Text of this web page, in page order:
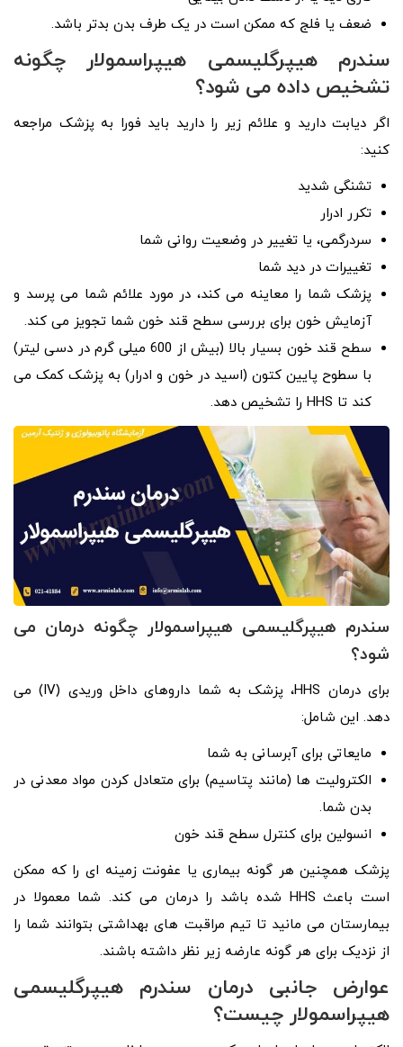
ضعف یا فلج که ممکن است در یک طرف بدن بدتر باشد.
سندرم هیپرگلیسمی هیپراسمولار چگونه
تشخیص داده می شود؟
اگر دیابت دارید و علائم زیر را دارید باید فورا به پزشک مراجعه
کنید:
تشنگی شدید
تکرر ادرار
سردرگمی، یا تغییر در وضعیت روانی شما
تغییرات در دید شما
پزشک شما را معاینه می کند، در مورد علائم شما می پرسد و
آزمایش خون برای بررسی سطح قند خون شما تجویز می کند.
سطح قند خون بسیار بالا (بیش از 600 میلی گرم در دسی لیتر)
با سطوح پایین کتون (اسید در خون و ادرار) به پزشک کمک می
کند تا HHS را تشخیص دهد.
سندرم هیپرگلیسمی هیپراسمولار چگونه درمان می
شود؟
برای درمان HHS، پزشک به شما داروهای داخل وریدی (IV) می
دهد. این شامل:
مایعاتی برای آبرسانی به شما
الکترولیت ها (مانند پتاسیم) برای متعادل کردن مواد معدنی در
بدن شما.
انسولین برای کنترل سطح قند خون
پزشک همچنین هر گونه بیماری یا عفونت زمینه ای را که ممکن
است باعث HHS شده باشد را درمان می کند. شما معمولا در
بیمارستان می مانید تا تیم مراقبت های بهداشتی بتوانند شما را
از نزدیک برای هر گونه عارضه زیر نظر داشته باشند.
عوارض جانبی درمان سندرم هیپرگلیسمی
هیپراسمولار چیست؟